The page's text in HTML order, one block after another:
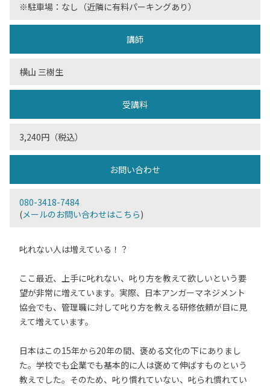
※駐車場：なし（近隣に有料パーキングあり）
講師
横山 三樹生
受講料
3,240円（税込）
お問い合わせ
080-3418-7484
(メールのお問い合わせはこちら)
叱れない人は増えている！？
ここ最近、上手に叱れない、叱り方を教えて欲しいという要
望が非常に増えています。実際、日本アンガーマネジメント
協会でも、管理職に対して叱り方を教える研修依頼が目に見
えて増えています。
日本はこの15年から20年の間、褒める文化の下にありまし
た。学校でも企業でも基本的に人は褒めて伸ばすものという
教えでした。そのため、叱り慣れていない、叱られ慣れてい